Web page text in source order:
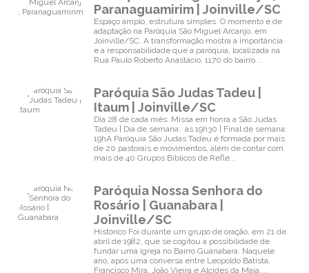
Paranaguamirim | Joinville/SC
Espaço amplo, estrutura simples. O momento é de
adaptação na Paróquia São Miguel Arcanjo, em
Joinville/SC. A transformação mostra a importância
e a responsabilidade que a paróquia, localizada na
Rua Paulo Roberto Anastácio, 1170 do bairro ...
Paróquia São Judas Tadeu |
Itaum | Joinville/SC
Dia 28 de cada mês: Missa em honra a São Judas
Tadeu | Dia de semana: às 19h30 | Final de semana:
19hA Paróquia São Judas Tadeu é formada por mais
de 20 pastorais e movimentos, além de contar com
mais de 40 Grupos Bíblicos de Refle...
Paróquia Nossa Senhora do
Rosário | Guanabara |
Joinville/SC
Histórico Foi durante um grupo de oração, em 21 de
abril de 1982, que se cogitou a possibilidade de
fundar uma igreja no Bairro Guanabara. Naquele
ano, após uma conversa entre Leopoldo Batista,
Francisco Mira, João Vieira e Alcides da Maia,...